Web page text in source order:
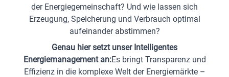
der Energiegemeinschaft? Und wie lassen sich
Erzeugung, Speicherung und Verbrauch optimal
aufeinander abstimmen?
Genau hier setzt unser Intelligentes
Energiemanagement an:Es bringt Transparenz und
Effizienz in die komplexe Welt der Energiemärkte –